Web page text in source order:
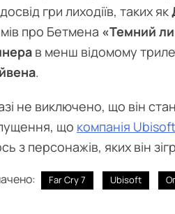
гри лиходіїв, таких як
про Бетмена «Темний
в менш відомому
.
не виключено, що він
що компанія Ubisoft
з персонажів, яких він
Far Cry 7 Ubisoft